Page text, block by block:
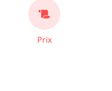
Prix